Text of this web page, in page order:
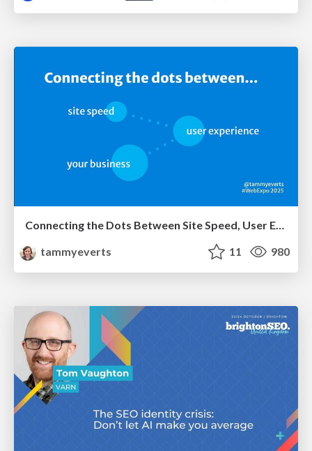
Connecting the Dots Between Site Speed, User Experience & Your Business [WebExpo 2025]
tammyeverts
11 980